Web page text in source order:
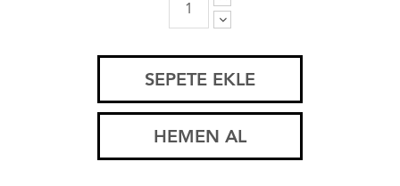
SEPETE EKLE
HEMEN AL